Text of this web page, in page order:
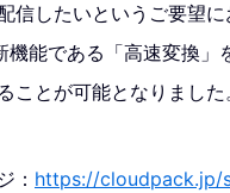
信したいというご要望
能である「高速変換」
ことが可能となりました
： https://cloudpack.jp/